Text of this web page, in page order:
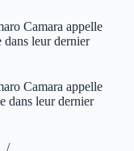
Camara appelle
leur dernier
Camara appelle
dans leur dernier